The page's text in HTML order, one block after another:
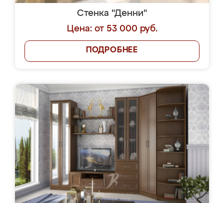
Стенка "Денни"
Цена: от 53 000 руб.
ПОДРОБНЕЕ